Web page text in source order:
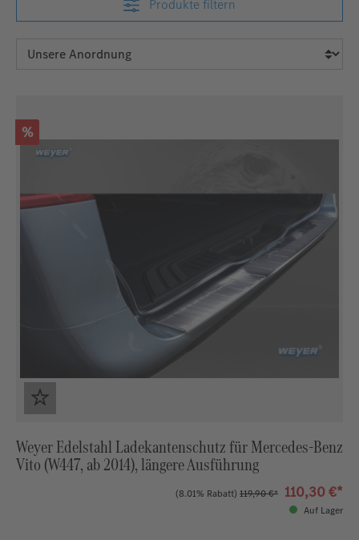
Produkte filtern
Rabatt
%
Weyer Edelstahl Ladekantenschutz für Mercedes‑Benz
Vito (W447, ab 2014), längere Ausführung
(8.01% Rabatt) 119,90 €* 110,30 €*
Auf Lager